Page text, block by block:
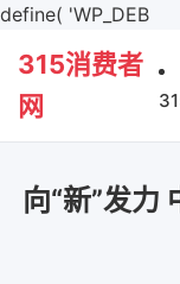
define( 'WP_DEB
315消费者
网
向“新”发力